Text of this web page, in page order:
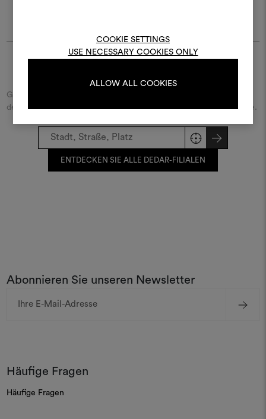
COOKIE SETTINGS
USE NECESSARY COOKIES ONLY
ALLOW ALL COOKIES
Geben Sie den Namen der Straße/des Platzes beziehungsweise
der Stadt ein und entdecken Sie den Dedar-Händler in Ihrer Nähe.
ENTDECKEN SIE ALLE DEDAR-FILIALEN
Abonnieren Sie unseren Newsletter
Mail-
Häufige Fragen
Häufige Fragen
oder registrieren Sie
REGISTRIEREN